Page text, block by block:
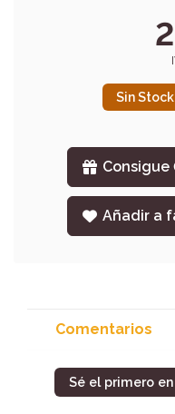
Sin
Consigue
Añadir a
Comentarios
Sé el primero